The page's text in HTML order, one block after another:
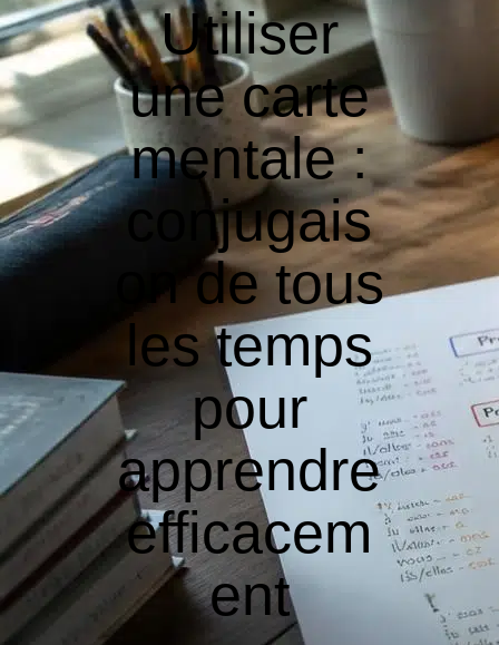
Utiliser
une carte
mentale :
conjugais
on de tous
les temps
pour
apprendre
efficacem
ent